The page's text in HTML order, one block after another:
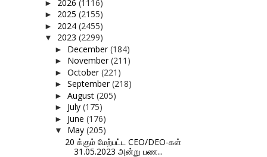
► 2026 (1116)
► 2025 (2155)
► 2024 (2455)
▼ 2023 (2299)
► December(184)
► November(211)
► October(221)
► September(218)
► August (205)
► July (175)
► June (176)
▼ May (205)
20 க்கும் மேற்பட்ட CEO/DEO-கள்
31.05.2023 அன்று பண...